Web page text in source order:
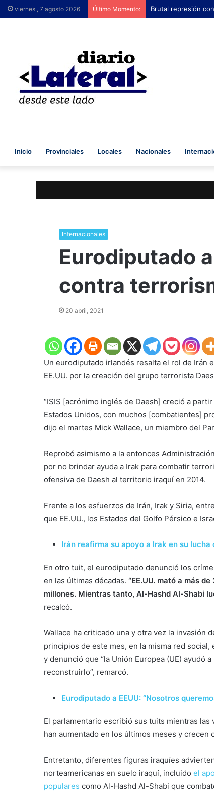
viernes , 7 agosto 2026 Último Momento: Brutal represión
Inicio Provinciales Locales Nacionales
Internacionales
Eurodiputado
contra
20 abril, 2021
Un eurodiputado irlandés resalta el rol de Irán
EE.UU. por la creación del grupo terrorista
“ISIS [acrónimo inglés de Daesh] creció a
Estados Unidos, con muchos [combatientes]
dijo el martes Mick Wallace, un miembro del
Reprobó asimismo a la entonces
por no brindar ayuda a Irak para combatir
ofensiva de Daesh al territorio iraquí en 2014.
Frente a los esfuerzos de Irán, Irak y Siria,
que EE.UU., los Estados del Golfo Pérsico e
Irán reafirma su apoyo a Irak en su
En otro tuit, el eurodiputado denunció los
en las últimas décadas. “EE.UU. mató a más
millones. Mientras tanto, Al-Hashd Al-Shabi
recalcó.
Wallace ha criticado una y otra vez la invasión
principios de este mes, en la misma red
y denunció que “la Unión Europea (UE) ayudó
reconstruirlo”, remarcó.
Eurodiputado a EEUU: “Nosotros
El parlamentario escribió sus tuits mientras
han aumentado en los últimos meses y crecen
Entretanto, diferentes figuras iraquíes
norteamericanas en suelo iraquí, incluido el
populares como Al-Hashd Al-Shabi que